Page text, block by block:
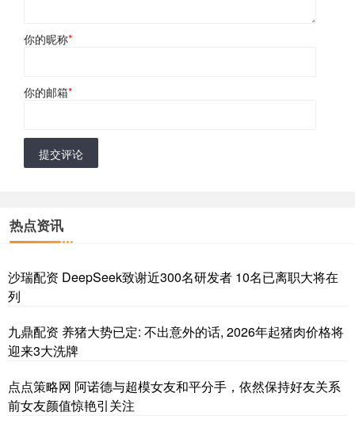
你的昵称*
你的邮箱*
提交评论
热点资讯
沙瑞配资 DeepSeek致谢近300名研发者 10名已离职大将在
列
九鼎配资 养猪大势已定: 不出意外的话, 2026年起猪肉价格将
迎来3大洗牌
点点策略网 阿诺德与超模女友和平分手，依然保持好友关系
前女友颜值惊艳引关注